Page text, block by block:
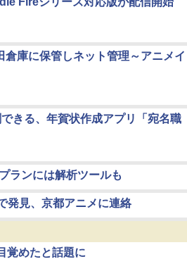
倉庫に保管しネット管理～アニメイ
きる、年賀状作成アプリ「宛名職
ランには解析ツールも
発見、京都アニメに連絡
覚めたと話題に